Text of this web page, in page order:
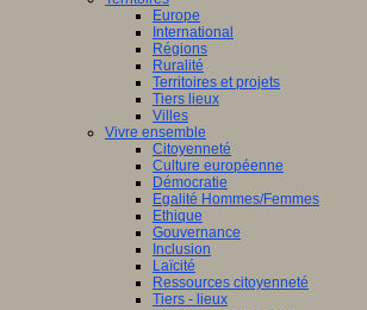
Europe
International
Régions
Ruralité
Territoires et projets
Tiers lieux
Villes
Vivre ensemble
Citoyenneté
Culture européenne
Démocratie
Egalité Hommes/Femmes
Ethique
Gouvernance
Inclusion
Laïcité
Ressources citoyenneté
Tiers - lieux